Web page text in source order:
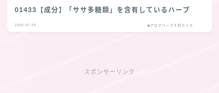
01433【成分】「ササ多糖類」を含有しているハーブ
2026.07.29 ■アロマハーブ４択クイズ
スポンサーリンク